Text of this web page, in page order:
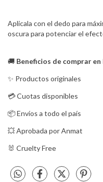
Aplicala con el dedo para
oscura para potenciar el
🚚 Beneficios de comprar en
✨ Productos originales
💳 Cuotas disponibles
📦 Envíos a todo el país
💥 Aprobada por Anmat
🐰 Cruelty Free